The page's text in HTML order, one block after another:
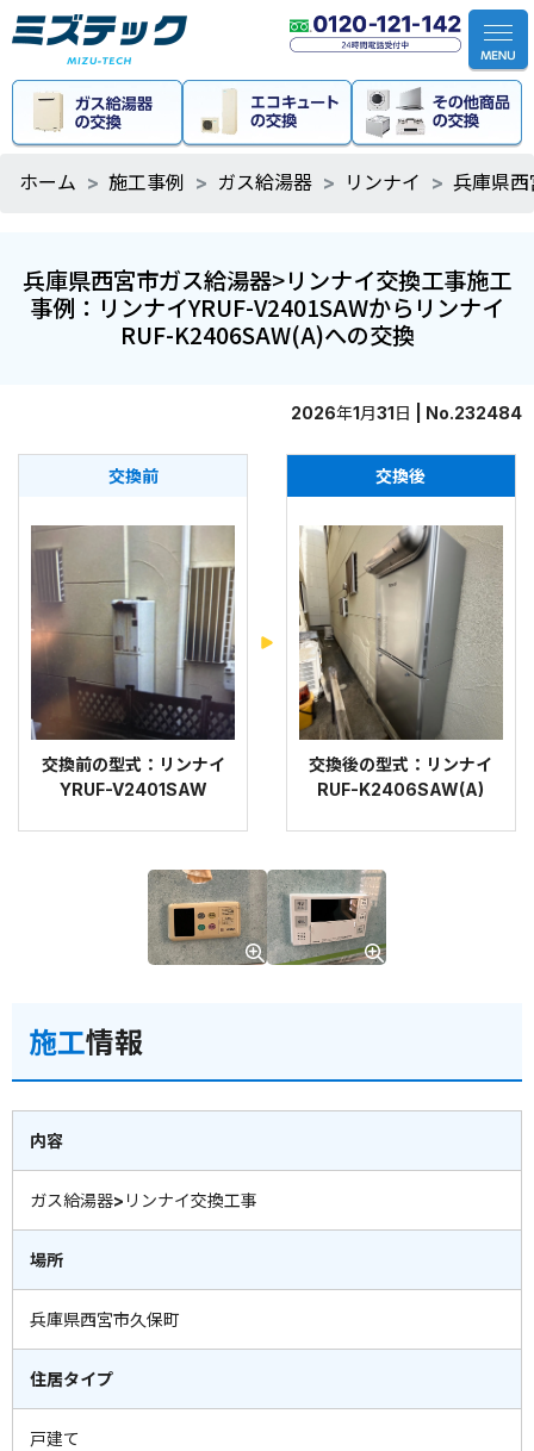
ホーム 施工事例 ガス給湯器 リンナイ 兵庫県
兵庫県西宮市ガス給湯器>リンナイ交換工事施工
事例：リンナイYRUF-V2401SAWからリンナイ
RUF-K2406SAW(A)への交換
2026年1月31日 | No.232484
交換前
交換前の型式：リンナイ
YRUF-V2401SAW
交換後
交換後の型式：リンナイ
RUF-K2406SAW(A)
施工情報
内容
ガス給湯器>リンナイ交換工事
場所
兵庫県西宮市久保町
住居タイプ
戸建て